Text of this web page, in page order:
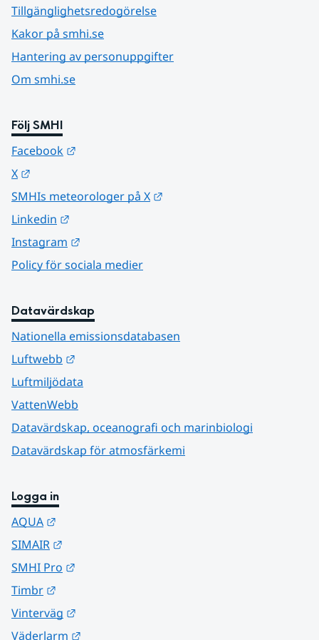
Tillgänglighetsredogörelse
Kakor på smhi.se
Hantering av personuppgifter
Om smhi.se
Följ SMHI
Facebook
X
SMHIs meteorologer på X
Linkedin
Instagram
Policy för sociala medier
Datavärdskap
Nationella emissionsdatabasen
Luftwebb
Luftmiljödata
VattenWebb
Datavärdskap, oceanografi och marinbiologi
Datavärdskap för atmosfärkemi
Logga in
AQUA
SIMAIR
SMHI Pro
Timbr
Vinterväg
Väderlarm